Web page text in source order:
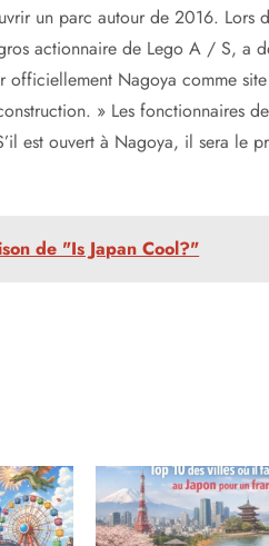
un parc autour de 2016. Lors
actionnaire de Lego A / S, a
officiellement Nagoya comme
» Les fonctionnaires
est ouvert à Nagoya, il sera le
de "Is Japan Cool?"